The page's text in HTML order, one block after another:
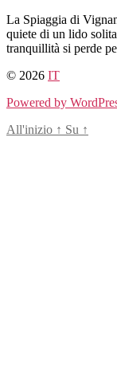
Salta
al
contenuto
La Spiaggia di
quiete di un lido
tranquillità si perde
© 2026 IT
Powered by
All'inizio ↑ Su ↑